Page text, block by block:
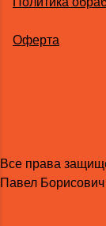
Оферта
Все права
Павел Борисович